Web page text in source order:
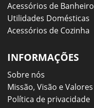
Acessórios de Banheiro
Utilidades Domésticas
Acessórios de Cozinha
INFORMAÇÕES
Sobre nós
Missão, Visão e Valores
Política de privacidade